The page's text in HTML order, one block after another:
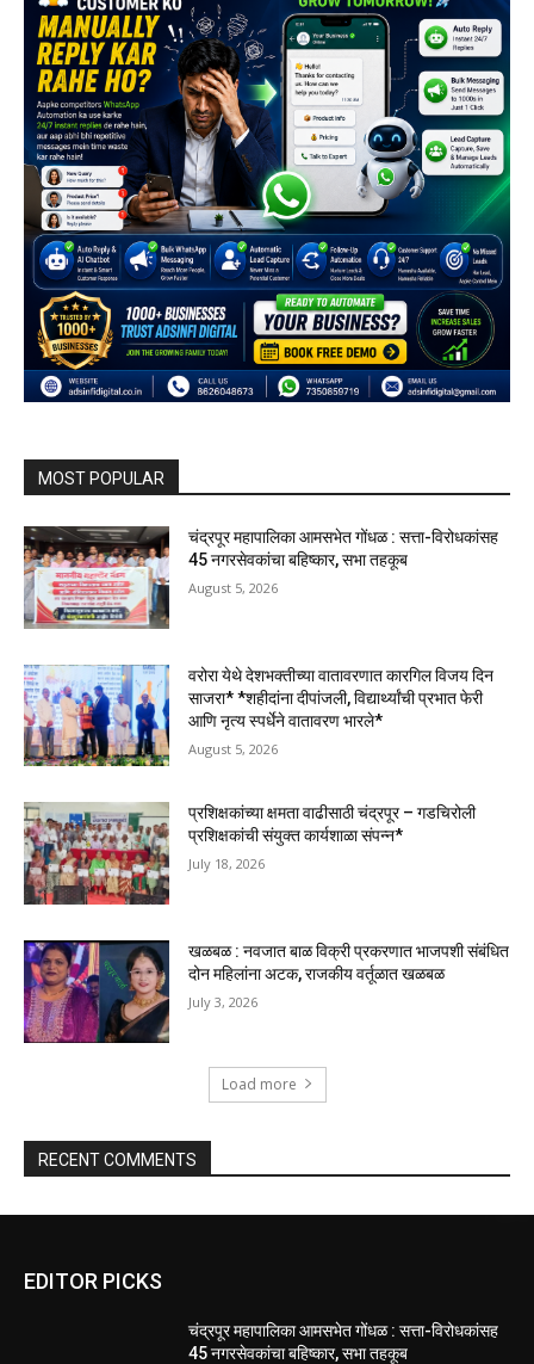
MOST POPULAR
चंद्रपूर महापालिका आमसभेत गोंधळ : सत्ता-विरोधकांसह
45 नगरसेवकांचा बहिष्कार, सभा तहकूब
August 5, 2026
वरोरा येथे देशभक्तीच्या वातावरणात कारगिल विजय दिन
साजरा* *शहीदांना दीपांजली, विद्यार्थ्यांची प्रभात फेरी
आणि नृत्य स्पर्धेने वातावरण भारले*
August 5, 2026
प्रशिक्षकांच्या क्षमता वाढीसाठी चंद्रपूर – गडचिरोली
प्रशिक्षकांची संयुक्त कार्यशाळा संपन्न*
July 18, 2026
खळबळ : नवजात बाळ विक्री प्रकरणात भाजपशी संबंधित
दोन महिलांना अटक, राजकीय वर्तूळात खळबळ
July 3, 2026
Load more
RECENT COMMENTS
EDITOR PICKS
चंद्रपूर महापालिका आमसभेत गोंधळ : सत्ता-विरोधकांसह
45 नगरसेवकांचा बहिष्कार, सभा तहकूब